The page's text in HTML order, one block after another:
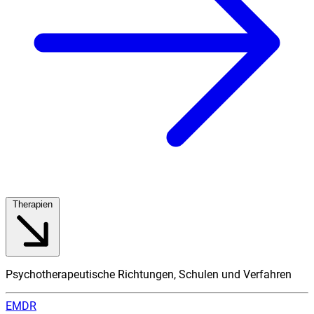
Psychotherapeutische Richtungen, Schulen und Verfahren
EMDR